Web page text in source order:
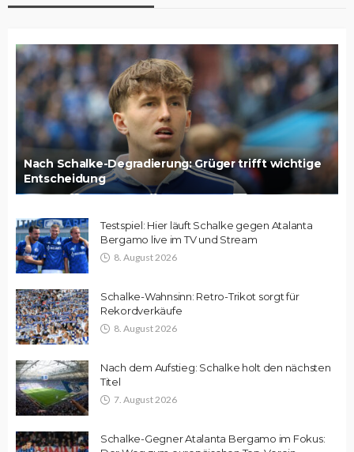
Nach Schalke-Degradierung: Grüger trifft wichtige
Entscheidung
Testspiel: Hier läuft Schalke gegen Atalanta
Bergamo live im TV und Stream
8. August 2026
Schalke-Wahnsinn: Retro-Trikot sorgt für
Rekordverkäufe
8. August 2026
Nach dem Aufstieg: Schalke holt den nächsten
Titel
7. August 2026
Schalke-Gegner Atalanta Bergamo im Fokus: